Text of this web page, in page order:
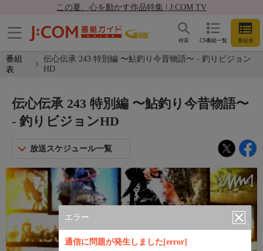
この夏、心を動かす作品特集 | J:COM TV
CS番組一覧 番組表
検索
番組
表
伝心伝承 243 特別編 〜鮎釣り今昔物語〜 - 釣りビジョン
HD
エラー
通信に問題が発生しました[error]
伝心伝承 243 特別編 〜鮎釣り今昔物語〜
- 釣りビジョンHD
放送スケジュール一覧